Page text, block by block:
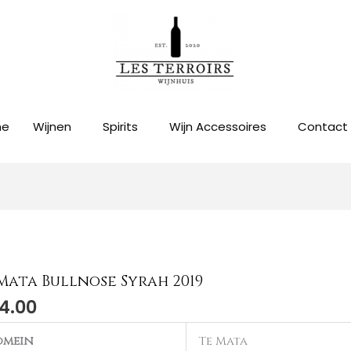
Wijnen Spirits Wijn Accessoires Contact
Bullnose Syrah 2019
Te Mata